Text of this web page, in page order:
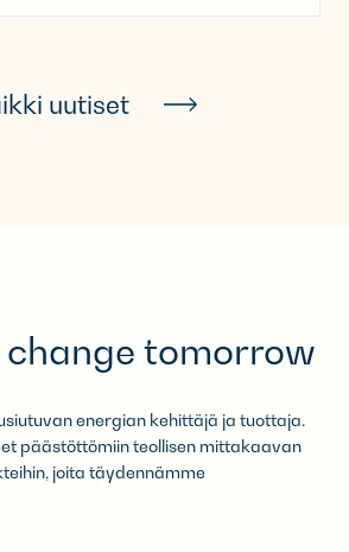
uutiset
change tomorrow
energian kehittäjä ja tuottaja.
päästöttömiin teollisen mittakaavan
joita täydennämme